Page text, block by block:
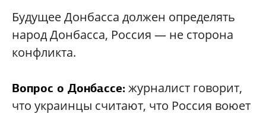
Будущее Донбасса должен определять
народ Донбасса, Россия — не сторона
конфликта.
Вопрос о Донбассе:журналист говорит,
что украинцы считают, что Россия воюет